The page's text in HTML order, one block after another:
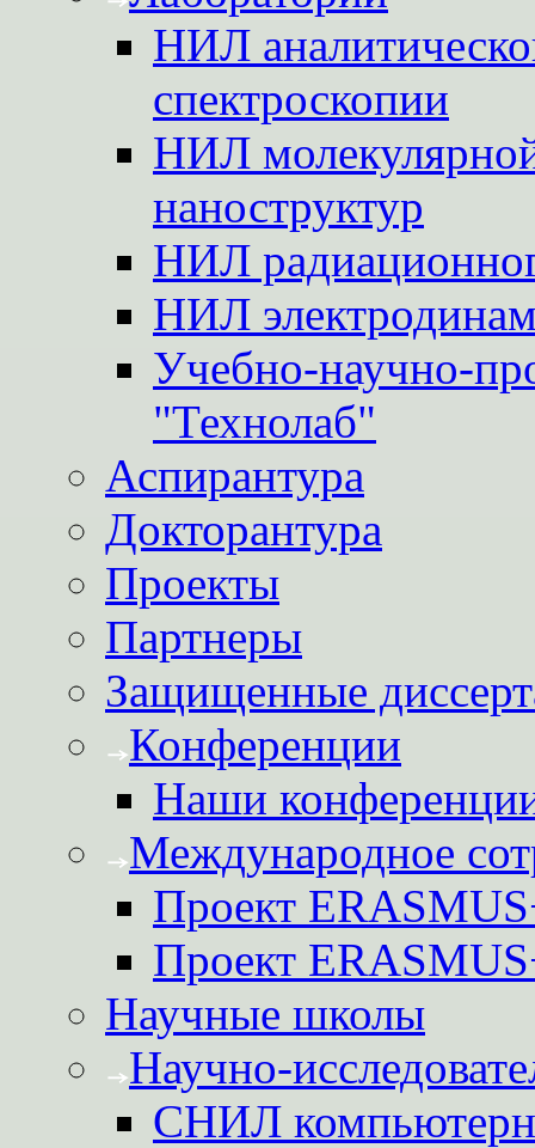
НИЛ
спектроскопии
НИЛ
наноструктур
НИЛ
НИЛ
Учебно-научно-
"Технолаб"
Аспирантура
Докторантура
Проекты
Партнеры
Защищенные
Конференции
Наши
Международное
Проект
Проект
Научные школы
Научно-
СНИЛ